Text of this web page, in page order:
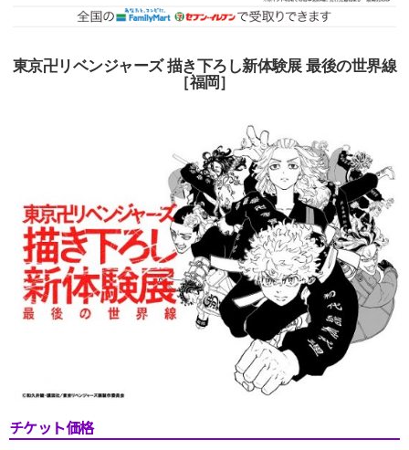
東京卍リベンジャーズ 描き下ろし新体験展 最後の世界線
［福岡］
チケット価格